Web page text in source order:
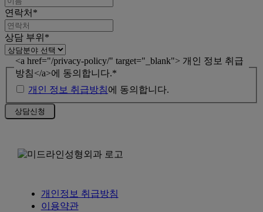
연락처 *
상담 부위 *
<a href="/privacy-policy/" target="_blank"> 개인 정보 취급
방침</a>에 동의합니다.*
개인 정보 취급방침에 동의합니다.
개인정보 취급방침
이용약관